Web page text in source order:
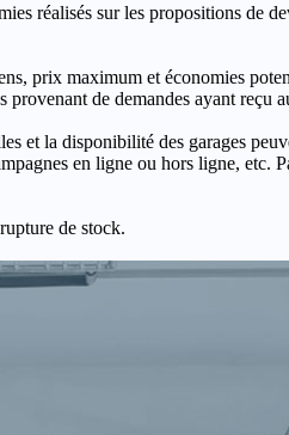
sur les propositions de
prix maximum et économies
de demandes ayant reçu
et la disponibilité des garages
en ligne ou hors ligne, etc.
de stock.